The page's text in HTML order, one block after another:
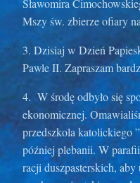
Sławomira
Mszy św. zbierze ofiary
3. Dzisiaj w Dzień
Pawle II. Zapraszam
4. W środę odbyło się
ekonomicznej.
przedszkola katolickiego
później plebanii. W
racji duszpasterskich,